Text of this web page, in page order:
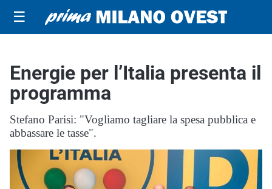
☰
Energie per l’Italia presenta il
programma
Stefano Parisi: "Vogliamo tagliare la spesa pubblica e
abbassare le tasse".